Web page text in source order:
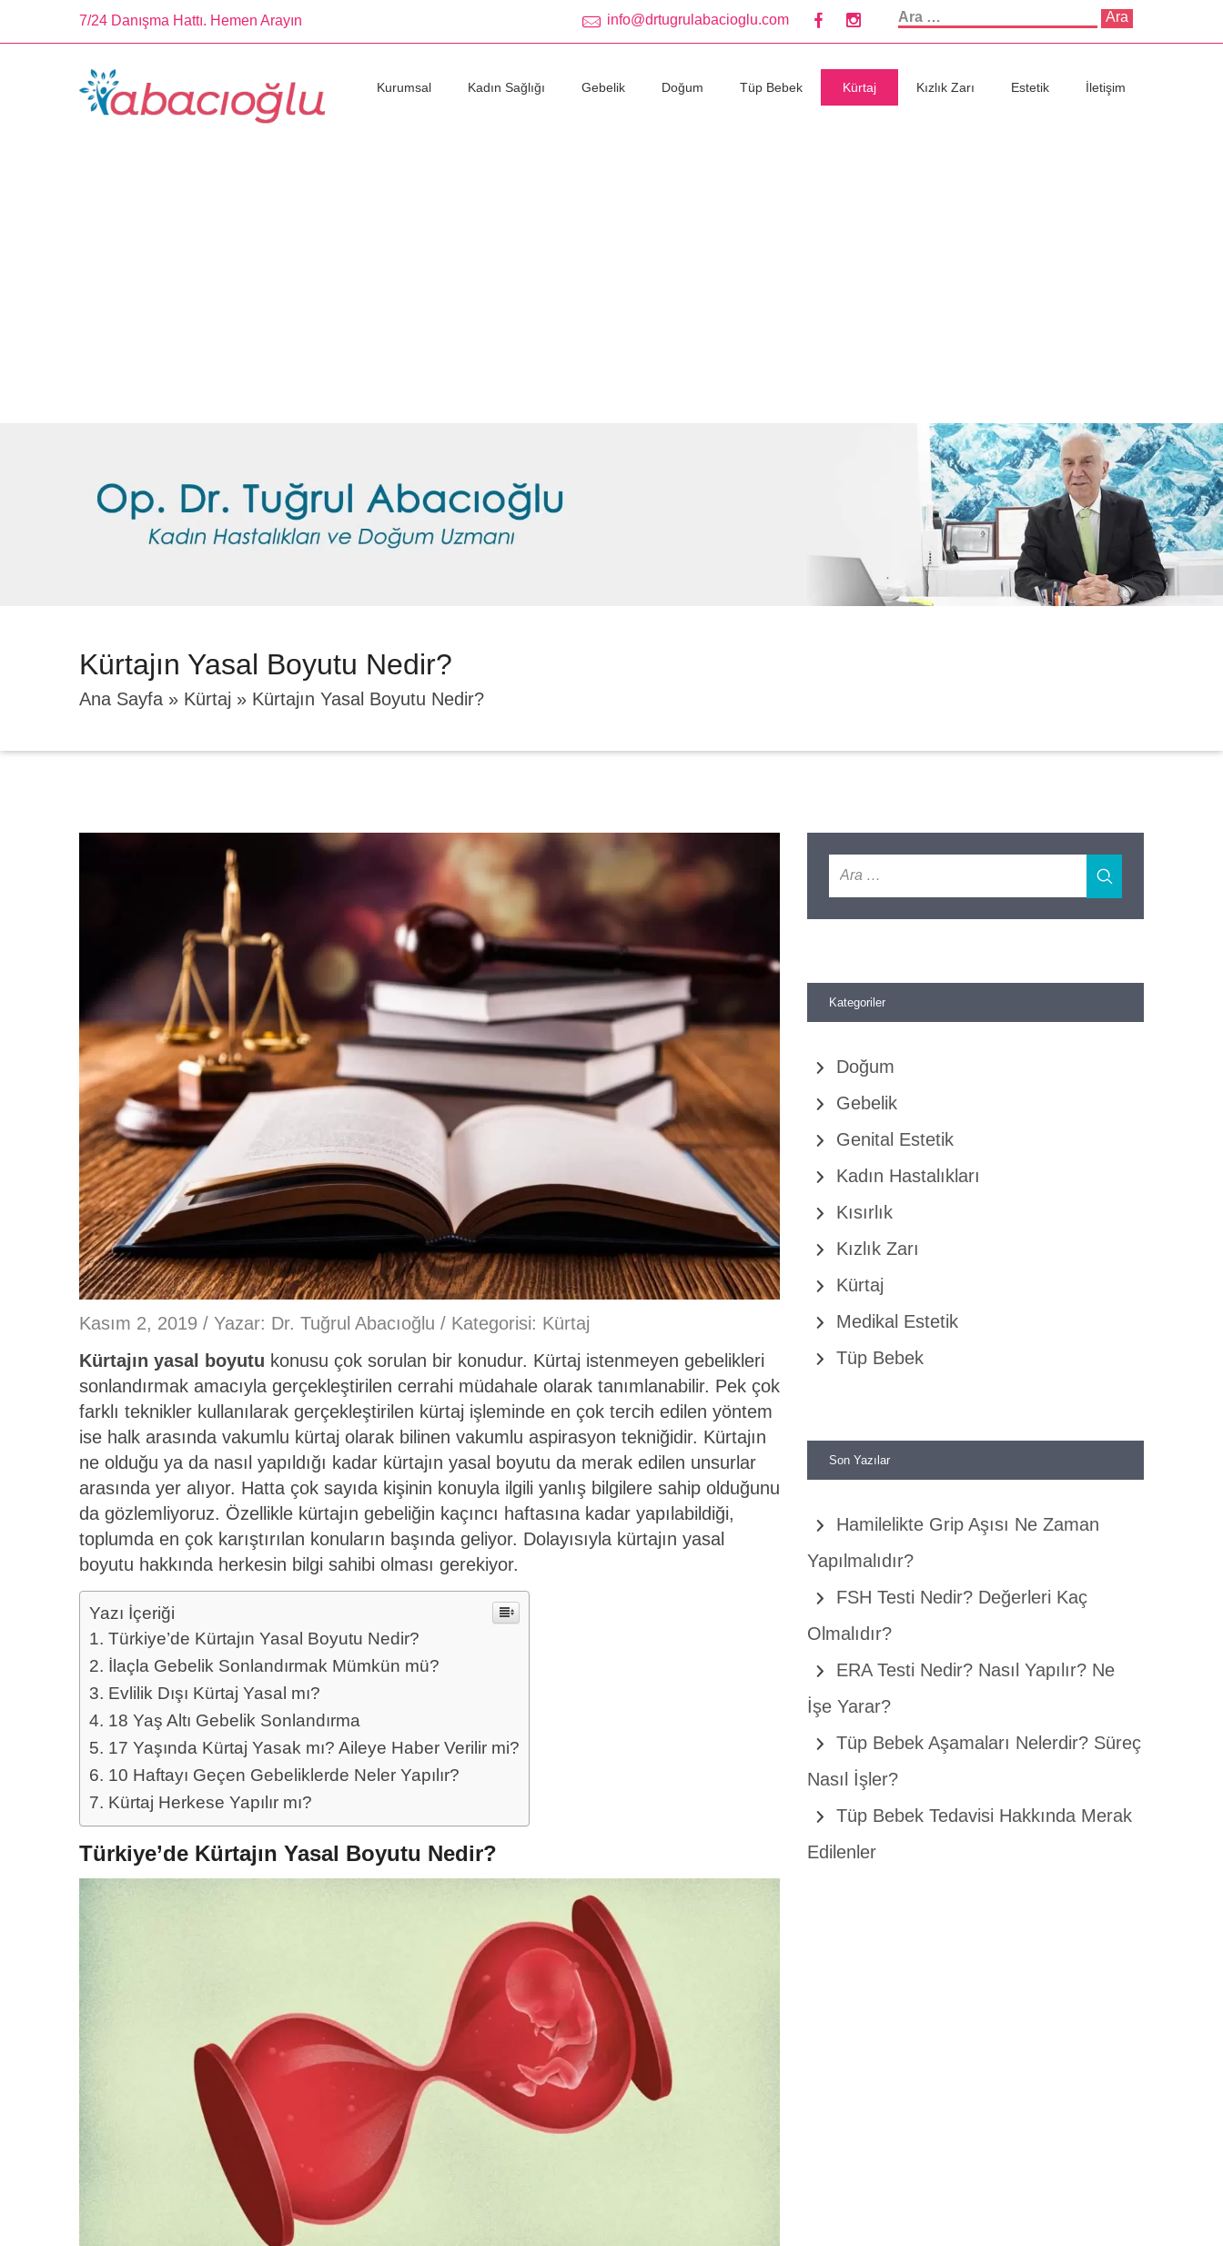
7/24 Danışma Hattı. Hemen Arayın info@drtugrulabacioglu.com
Arama:
Kurumsal Kadın Sağlığı Gebelik Doğum Tüp Bebek Kürtaj Kızlık Zarı Estetik İletişim
Kürtajın Yasal Boyutu Nedir?
Ana Sayfa » Kürtaj » Kürtajın Yasal Boyutu Nedir?
Kasım 2, 2019 / Yazar: Dr. Tuğrul Abacıoğlu / Kategorisi: Kürtaj
Kürtajın yasal boyutu konusu çok sorulan bir konudur. Kürtaj istenmeyen gebelikleri
sonlandırmak amacıyla gerçekleştirilen cerrahi müdahale olarak tanımlanabilir. Pek çok
farklı teknikler kullanılarak gerçekleştirilen kürtaj işleminde en çok tercih edilen yöntem
ise halk arasında vakumlu kürtaj olarak bilinen vakumlu aspirasyon tekniğidir. Kürtajın
ne olduğu ya da nasıl yapıldığı kadar kürtajın yasal boyutu da merak edilen unsurlar
arasında yer alıyor. Hatta çok sayıda kişinin konuyla ilgili yanlış bilgilere sahip olduğunu
da gözlemliyoruz. Özellikle kürtajın gebeliğin kaçıncı haftasına kadar yapılabildiği,
toplumda en çok karıştırılan konuların başında geliyor. Dolayısıyla kürtajın yasal
boyutu hakkında herkesin bilgi sahibi olması gerekiyor.
Yazı İçeriği
Türkiye’de Kürtajın Yasal Boyutu Nedir?
İlaçla Gebelik Sonlandırmak Mümkün mü?
Evlilik Dışı Kürtaj Yasal mı?
18 Yaş Altı Gebelik Sonlandırma
17 Yaşında Kürtaj Yasak mı? Aileye Haber Verilir mi?
10 Haftayı Geçen Gebeliklerde Neler Yapılır?
Kürtaj Herkese Yapılır mı?
Türkiye’de Kürtajın Yasal Boyutu Nedir?
Kategoriler
Doğum
Gebelik
Genital Estetik
Kadın Hastalıkları
Kısırlık
Kızlık Zarı
Kürtaj
Medikal Estetik
Tüp Bebek
Son Yazılar
Hamilelikte Grip Aşısı Ne Zaman
Yapılmalıdır?
FSH Testi Nedir? Değerleri Kaç
Olmalıdır?
ERA Testi Nedir? Nasıl Yapılır? Ne
İşe Yarar?
Tüp Bebek Aşamaları Nelerdir? Süreç
Nasıl İşler?
Tüp Bebek Tedavisi Hakkında Merak
Edilenler